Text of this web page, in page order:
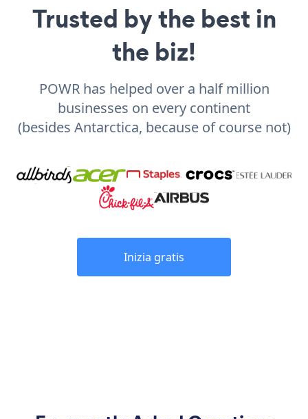
Trusted by the best in
the biz!
POWR has helped over a half million
businesses on every continent
(besides Antarctica, because of course not)
Inizia gratis